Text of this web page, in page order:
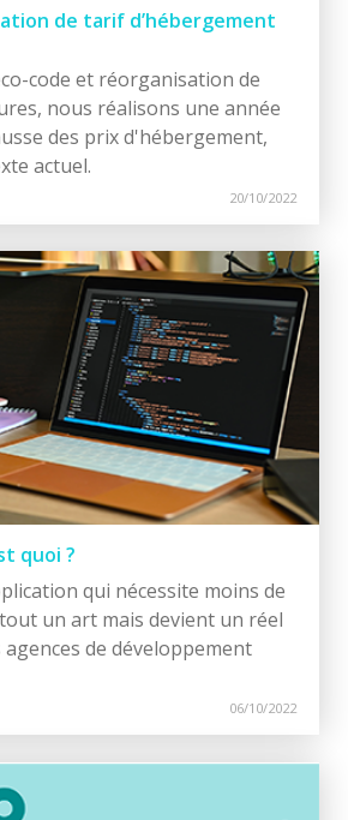
de tarif d’hébergement
code et réorganisation de
nous réalisons une année
des prix d'hébergement,
actuel.
20/10/2022
quoi ?
qui nécessite moins de
un art mais devient un réel
de développement
06/10/2022